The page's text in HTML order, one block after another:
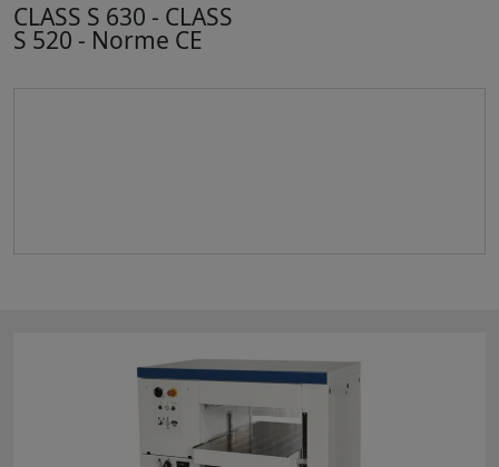
CLASS S 630 - CLASS
S 520 - Norme CE